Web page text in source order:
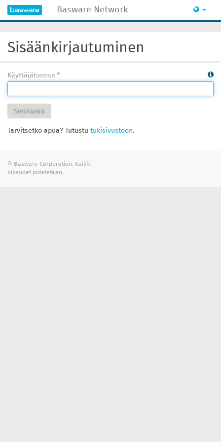
Basware Network
Sisäänkirjautuminen
Käyttäjätunnus
Seuraava
Tarvitsetko apua? Tutustu tukisivustoon.
© Basware Corporation. Kaikki
oikeudet pidätetään.